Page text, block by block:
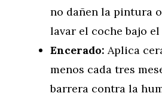
no dañen la pintura
lavar el coche bajo
Encerado: Aplica
menos cada tres
barrera contra la